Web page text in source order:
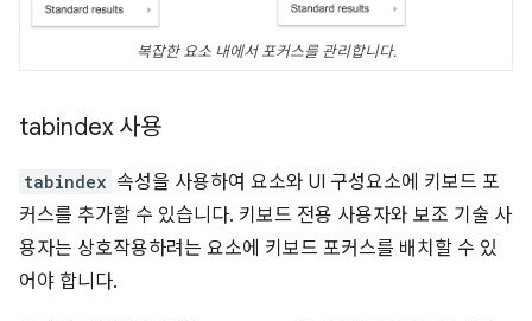
복잡한 요소 내에서 포커스를 관리합니다.
tabindex 사용
tabindex 속성을 사용하여 요소와 UI 구성요소에 키보드 포
커스를 추가할 수 있습니다. 키보드 전용 사용자와 보조 기술 사
용자는 상호작용하려는 요소에 키보드 포커스를 배치할 수 있
어야 합니다.